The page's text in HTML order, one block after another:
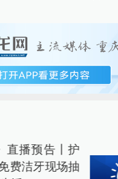
直播预告丨护
费洁牙现场抽